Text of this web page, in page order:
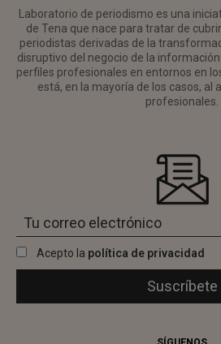
Laboratorio de periodismo es una
de Tena que nace para tratar de
periodistas derivadas de la
disruptivo del negocio de la
perfiles profesionales en entornos en
está, en la mayoría de los casos, al
profesionales.
Acepto la política de privacidad